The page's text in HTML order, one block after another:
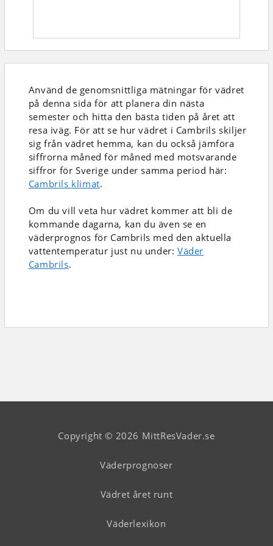
Använd de genomsnittliga mätningar för vädret
på denna sida för att planera din nästa
semester och hitta den bästa tiden på året att
resa iväg. För att se hur vädret i Cambrils skiljer
sig från vädret hemma, kan du också jämföra
siffrorna måned för måned med motsvarande
siffror för Sverige under samma period här:
Cambrils klimat.
Om du vill veta hur vädret kommer att bli de
kommande dagarna, kan du även se en
väderprognos för Cambrils med den aktuella
vattentemperatur just nu under:Väder
Cambrils.
Copyright © 2026 MittResVader.se
Väderprognoser
Vädret året runt
Väderlexikon